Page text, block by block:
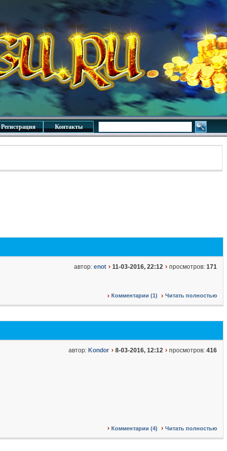
Регистрация Контакты
автор: enot 11-03-2016, 22:12 просмотров: 171
Комментарии (1) Читать полностью
автор: Kondor 8-03-2016, 12:12 просмотров: 416
Комментарии (4) Читать полностью